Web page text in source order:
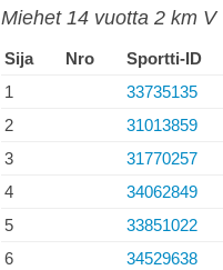
Miehet 14 vuotta 2 km V
Sija Nro Sportti-ID
1
33735135
2
31013859
3
31770257
4
34062849
5
33851022
6
34529638